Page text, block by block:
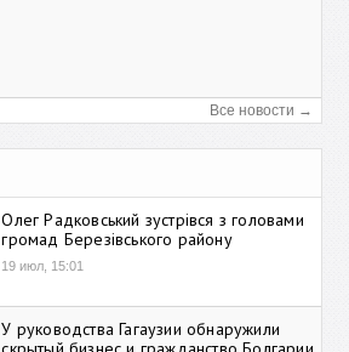
Все новости →
Олег Радковський зустрівся з головами
громад Березівського району
19 июл, 15:01
У руководства Гагаузии обнаружили